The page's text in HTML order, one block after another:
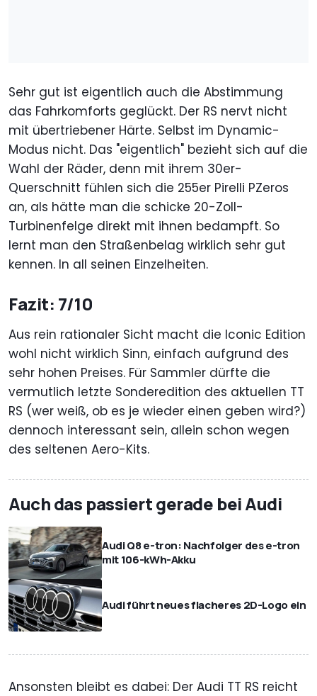
Sehr gut ist eigentlich auch die Abstimmung
das Fahrkomforts geglückt. Der RS nervt nicht
mit übertriebener Härte. Selbst im Dynamic-
Modus nicht. Das "eigentlich" bezieht sich auf die
Wahl der Räder, denn mit ihrem 30er-
Querschnitt fühlen sich die 255er Pirelli PZeros
an, als hätte man die schicke 20-Zoll-
Turbinenfelge direkt mit ihnen bedampft. So
lernt man den Straßenbelag wirklich sehr gut
kennen. In all seinen Einzelheiten.
Fazit: 7/10
Aus rein rationaler Sicht macht die Iconic Edition
wohl nicht wirklich Sinn, einfach aufgrund des
sehr hohen Preises. Für Sammler dürfte die
vermutlich letzte Sonderedition des aktuellen TT
RS (wer weiß, ob es je wieder einen geben wird?)
dennoch interessant sein, allein schon wegen
des seltenen Aero-Kits.
Auch das passiert gerade bei Audi
Audi Q8 e-tron: Nachfolger des e-tron
mit 106-kWh-Akku
Audi führt neues flacheres 2D-Logo ein
Ansonsten bleibt es dabei: Der Audi TT RS reicht